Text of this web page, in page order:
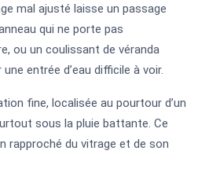
mal ajusté laisse un passage
qui ne porte pas
ou un coulissant de véranda
entrée d’eau difficile à voir.
fine, localisée au pourtour d’un
sous la pluie battante. Ce
rapproché du vitrage et de son